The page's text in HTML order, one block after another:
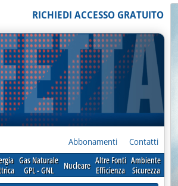
RICHIEDI ACCESSO GRATUITO
Abbonamenti Contatti
Gas Naturale
GPL - GNL
Nucleare Altre Fonti
Efficienza
Ambiente
Sicurezza